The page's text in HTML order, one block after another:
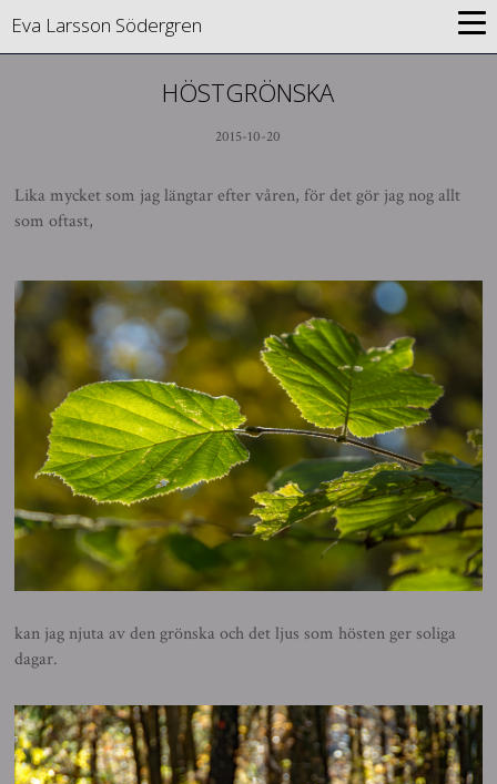
Eva Larsson Södergren
HÖSTGRÖNSKA
2015-10-20
Lika mycket som jag längtar efter våren, för det gör jag nog allt
som oftast,
kan jag njuta av den grönska och det ljus som hösten ger soliga
dagar.